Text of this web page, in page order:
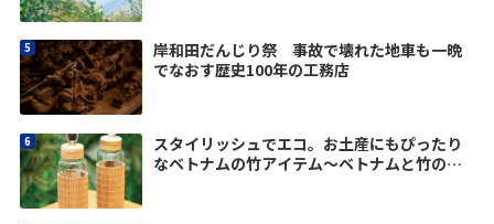
岸和田だんじり祭 事故で壊れた地車も一晩
でなおす歴史100年の工務店
スタイリッシュでエコ。お土産にもぴったり
なベトナムの竹アイテム〜ベトナムと竹のし